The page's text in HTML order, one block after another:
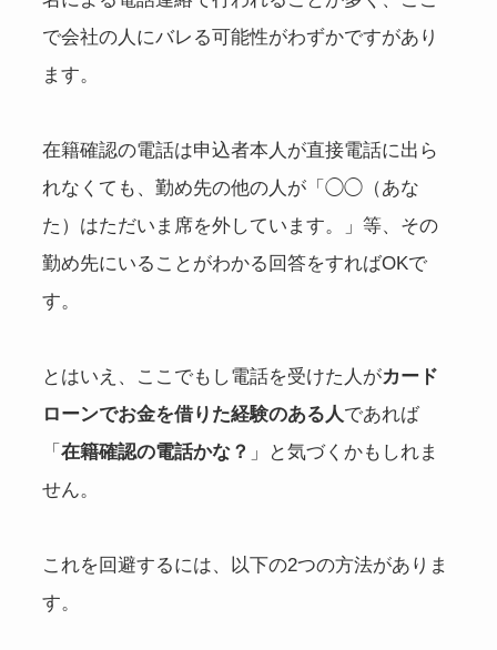
で会社の人にバレる可能性がわずかですがあり
ます。
在籍確認の電話は申込者本人が直接電話に出ら
れなくても、勤め先の他の人が「◯◯（あな
た）はただいま席を外しています。」等、その
勤め先にいることがわかる回答をすればOKで
す。
とはいえ、ここでもし電話を受けた人がカード
ローンでお金を借りた経験のある人であれば
「 在籍確認の電話かな？ 」と気づくかもしれま
せん。
これを回避するには、以下の2つの方法がありま
す。